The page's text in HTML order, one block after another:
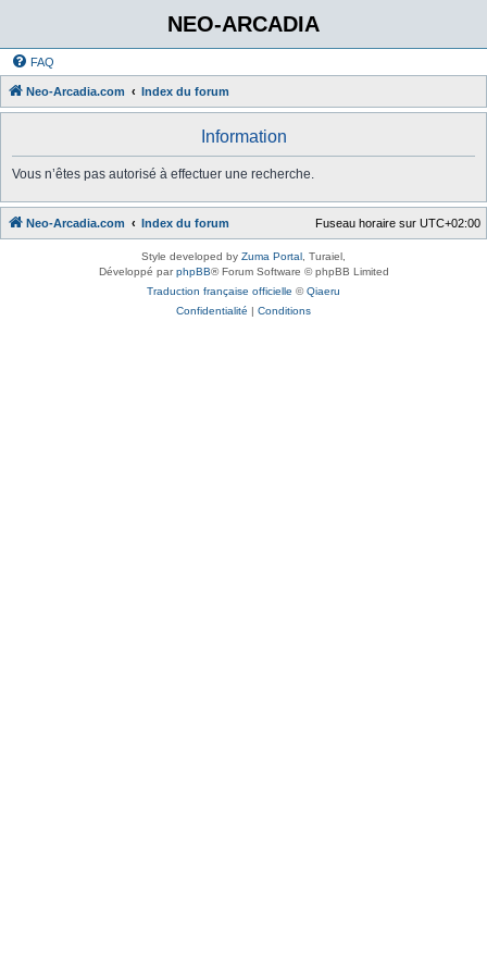
NEO-ARCADIA
FAQ
Neo-Arcadia.com Index du forum
Information
Vous n’êtes pas autorisé à effectuer une recherche.
Neo-Arcadia.com Index du forum Fuseau horaire sur UTC+02:00
Style developed by Zuma Portal , Turaiel,
Développé parphpBB® Forum Software © phpBB Limited
Traduction française officielle ©Qiaeru
Confidentialité | Conditions